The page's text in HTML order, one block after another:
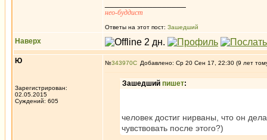
нео-буддист
Ответы на этот пост: Зашедший
Наверх
Ю
Зарегистрирован:
02.05.2015
Суждений: 605
№343970 Добавлено: Ср 20 Сен 17, 22:30 (9 лет
Зашедший пишет:
человек достиг нирваны, что он
чувствовать после этого?)